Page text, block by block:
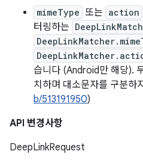
mimeType 또는 action
터링하는
습니다 (Android만 해당).
치하며 대소문자를 구분하
b/513191950)
API 변경사항
DeepLinkRequest